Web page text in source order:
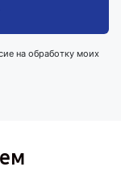
на обработку моих